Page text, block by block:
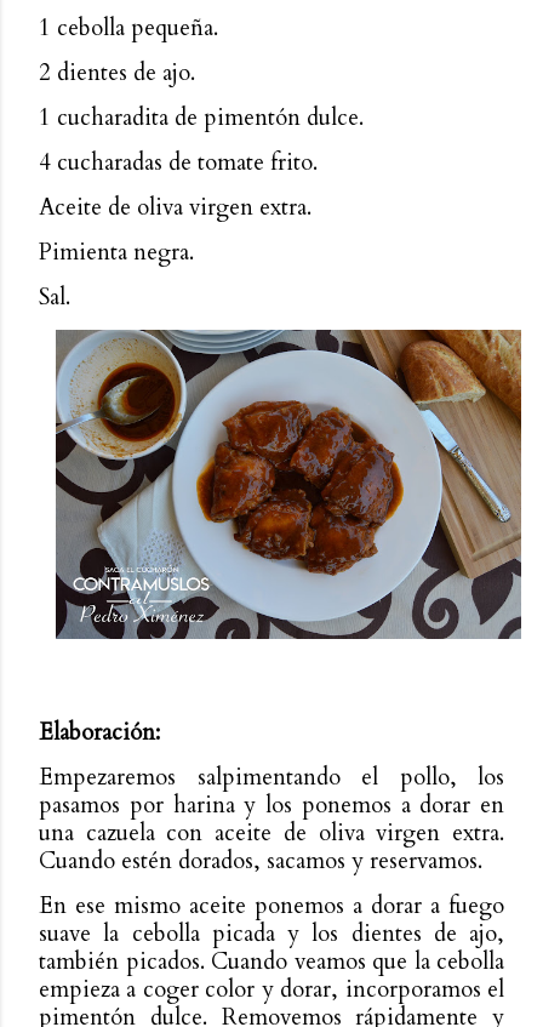
1 cebolla pequeña.
2 dientes de ajo.
1 cucharadita de pimentón dulce.
4 cucharadas de tomate frito.
Aceite de oliva virgen extra.
Pimienta negra.
Sal.
Elaboración:
Empezaremos salpimentando el pollo, los
pasamos por harina y los ponemos a dorar en
una cazuela con aceite de oliva virgen extra.
Cuando estén dorados, sacamos y reservamos.
En ese mismo aceite ponemos a dorar a fuego
suave la cebolla picada y los dientes de ajo,
también picados. Cuando veamos que la cebolla
empieza a coger color y dorar, incorporamos el
pimentón dulce. Removemos rápidamente y